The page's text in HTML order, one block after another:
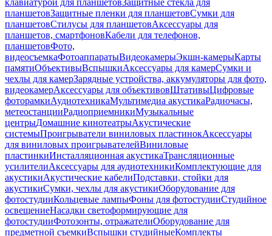
клавиатурой для планшетовЗащитные стекла для
планшетовЗащитные пленки для планшетовСумки для
планшетовСтилусы для планшетовАксессуары для
планшетов, смартфоновКабели для телефонов,
планшетовФото,
видеосъемкаФотоаппаратыВидеокамерыЭкшн-камерыКарты
памятиОбъективыВспышкиАксессуары для камерСумки и
чехлы для камерЗарядные устройства, аккумуляторы для фото,
видеокамерАксессуары для объективовШтативыЦифровые
фоторамкиАудиотехникаМультимедиа акустикаРадиочасы,
метеостанцииРадиоприемникиМузыкальные
центрыДомашние кинотеатрыАкустические
системыПроигрыватели виниловых пластинокАксессуары
для виниловых проигрывателейВиниловые
пластинкиИнсталляционная акустикаТрансляционные
усилителиАксессуары для аудиотехникиКомплектующие для
акустикиАкустические кабелиПодставки, стойки для
акустикиСумки, чехлы для акустикиОборудование для
фотостудииКольцевые лампыФоны для фотостудииСтудийное
освещениеНасадки светоформирующие для
фотостудииФотозонты, отражателиОборудование для
предметной съемкиВспышки студийныеКомплекты